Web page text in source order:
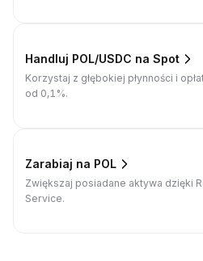
Handluj POL/USDC na Spot
Korzystaj z głębokiej płynności i
od 0,1%.
Zarabiaj na POL
Zwiększaj posiadane aktywa dzięki
Service.